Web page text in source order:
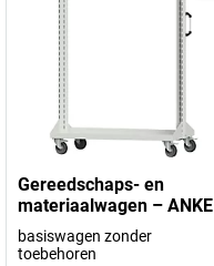
Gereedschaps- en
materiaalwagen – ANKE
basiswagen zonder
toebehoren